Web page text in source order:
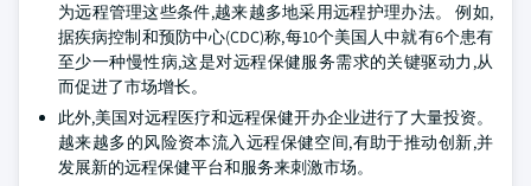
为远程管理这些条件,越来越多地采用远程护理办法。 例如,
据疾病控制和预防中心(CDC)称,每10个美国人中就有6个患有
至少一种慢性病,这是对远程保健服务需求的关键驱动力,从
而促进了市场增长。
此外,美国对远程医疗和远程保健开办企业进行了大量投资。
越来越多的风险资本流入远程保健空间,有助于推动创新,并
发展新的远程保健平台和服务来刺激市场。